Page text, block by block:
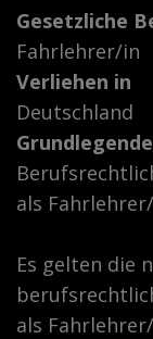
Gesetzliche
Fahrlehrer/in
Verliehen in
Deutschland
als
Es gelten die
als